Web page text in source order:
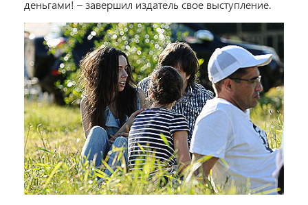
деньгами! – завершил издатель свое выступление.